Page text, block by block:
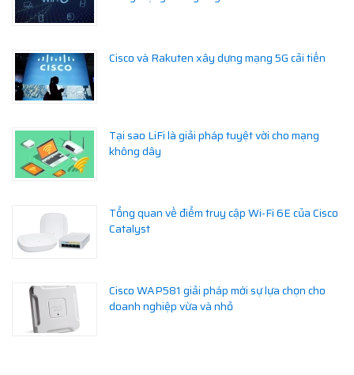
Cisco và Rakuten xây dựng mạng 5G cải tiến
Tại sao LiFi là giải pháp tuyệt vời cho mạng
không dây
Tổng quan về điểm truy cập Wi-Fi 6E của Cisco
Catalyst
Cisco WAP581 giải pháp mới sự lựa chọn cho
doanh nghiệp vừa và nhỏ